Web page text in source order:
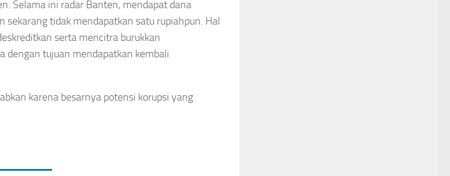
Selama ini radar Banten, mendapat dana
tidak mendapatkan satu rupiahpun. Hal
serta mencitra burukkan
dengan tujuan mendapatkan kembali
karena besarnya potensi korupsi yang